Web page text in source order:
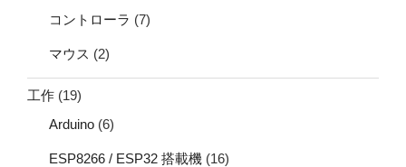
コントローラ (7)
マウス (2)
工作 (19)
Arduino (6)
ESP8266 / ESP32 搭載機 (16)